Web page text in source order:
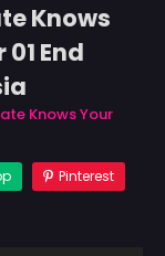
Knows
End
Knows Your
Pinterest